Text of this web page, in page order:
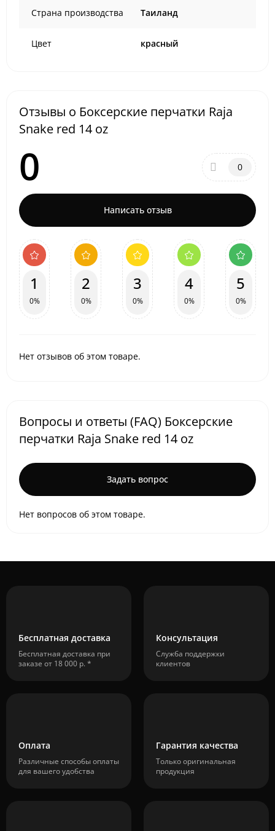
Страна производства Таиланд
Цвет красный
Отзывы о Боксерские перчатки Raja
Snake red 14 oz
0 0
Написать отзыв
1
0%
2
0%
3
0%
4
0%
5
0%
Нет отзывов об этом товаре.
Вопросы и ответы (FAQ) Боксерские
перчатки Raja Snake red 14 oz
Задать вопрос
Нет вопросов об этом товаре.
Бесплатная доставка
Бесплатная доставка при
заказе от 18 000 р. *
Консультация
Служба поддержки
клиентов
Оплата
Различные способы оплаты
для вашего удобства
Гарантия качества
Только оригинальная
продукция